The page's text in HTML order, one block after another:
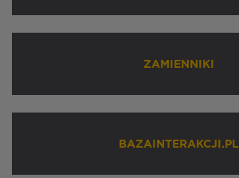
ZAMIENNIKI
BAZAINTERAKCJI.PL